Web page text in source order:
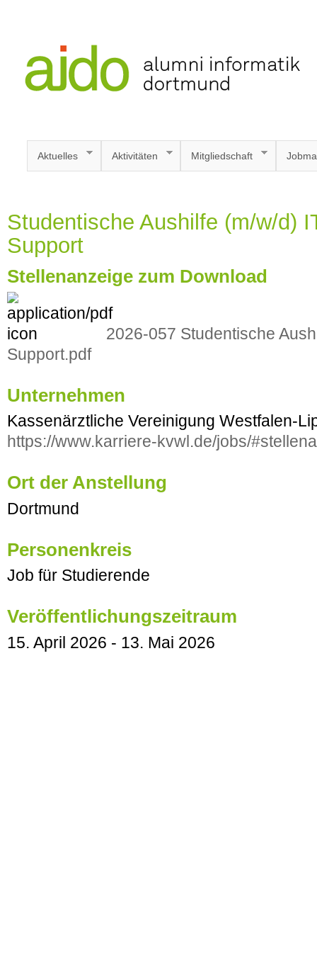
Aktuelles Aktivitäten Mitgliedschaft
Studentische Aushilfe (m/w/d)
Support
Stellenanzeige zum Download
2026-057 Studentische
Support.pdf
Unternehmen
Kassenärztliche Vereinigung Westfalen-
https://www.karriere-kvwl.de/jobs/
Ort der Anstellung
Dortmund
Personenkreis
Job für Studierende
Veröffentlichungszeitraum
15. April 2026 - 13. Mai 2026